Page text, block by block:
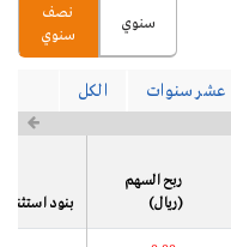
نصف
سنوي
سنوي
عشر سنوات الكل
ربح السهم
(ريال)
بنود